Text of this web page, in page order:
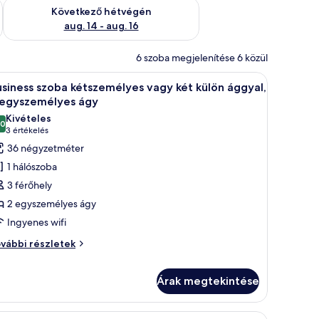
Következő hétvégén
aug. 14 - aug. 16
6 szoba megjelenítése 6 közül
televízió van felszerelve egy fa panelre, egy üveg kávézóasztal,
Egy szállodai szoba két ággyal, íróasztallal,
12
szoba kétszemélyes vagy két külön ággyal,
ágy
ből 10,0
Kivételes
3 értékelés
(3
értékelés)
36 négyzetméter
1 hálószoba
3 férőhely
2 egyszemélyes ágy
Ingyenes wifi
részletek
Árak megtekintése